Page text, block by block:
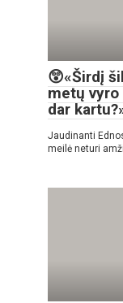
😲«Širdį
metų
dar
Jaudinanti
meilė neturi